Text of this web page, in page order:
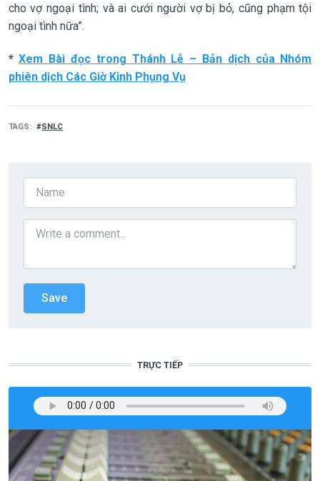
cho vợ ngoại tình; và ai cưới người vợ bị bỏ, cũng phạm tội
ngoại tình nữa”.
*Xem Bài đọc trong Thánh Lễ – Bản dịch của Nhóm
phiên dịch Các Giờ Kinh Phụng Vụ
TAGS SNLC
TRỰC TIẾP